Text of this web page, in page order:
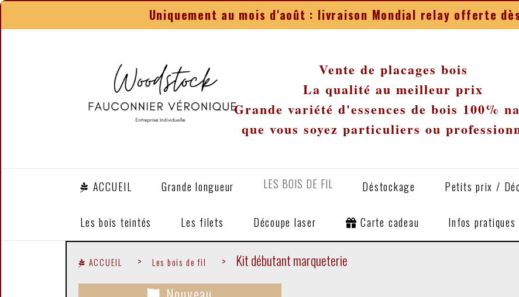
Uniquement au mois d'août : livraison Mondial relay offerte
Vente de placages bois
La qualité au meilleur prix
Grande variété d'essences de bois 100%
que vous soyez particuliers ou
ACCUEIL Grande longueur LES BOIS DE FIL Déstockage Petits prix /
Les bois teintés Les filets Découpe laser Carte cadeau Infos pratiques
ACCUEIL Les bois de fil Kit débutant marqueterie
Panneau de gestion des cookies